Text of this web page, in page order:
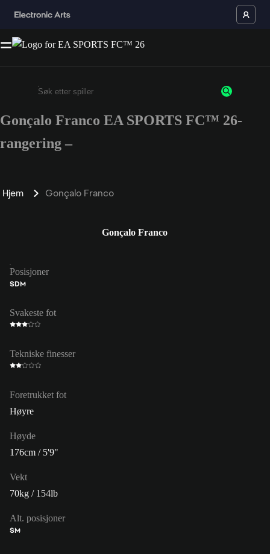
Enter a minimum of 3 characters or numbers
Gonçalo Franco EA SPORTS FC™ 26-
rangering –
Hjem Gonçalo Franco
Gonçalo Franco
Posisjoner
SDM
Svakeste fot
Tekniske finesser
Foretrukket fot
Høyre
Høyde
176cm / 5'9"
Vekt
70kg / 154lb
Alt. posisjoner
SM